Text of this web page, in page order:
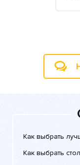
Как выбрать
Как выбрать